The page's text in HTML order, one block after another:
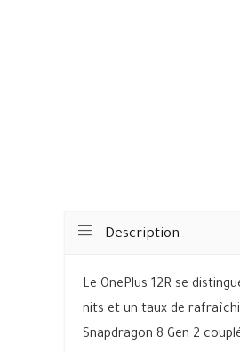
Description
Le OnePlus 12R se
nits et un taux de
Snapdragon 8 Gen 2